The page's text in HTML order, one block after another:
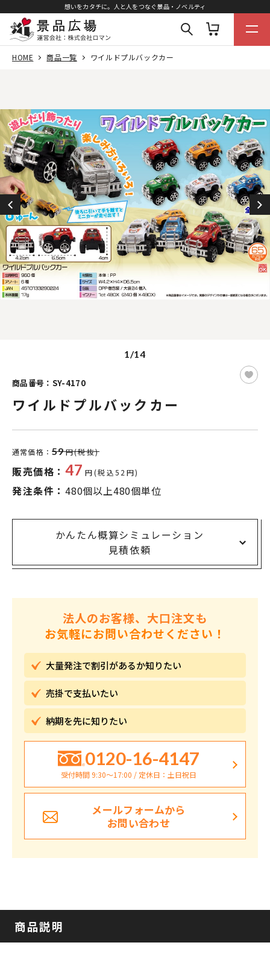
想いをカタチに。人と人をつなぐ景品・ノベルティ
HOME 商品一覧 ワイルドプルバックカー
1/14
商品番号：SY-4170
ワイルドプルバックカー
通常価格： 59円(税抜)
販売価格： 47 円(税込52円)
発注条件： 480個以上480個単位
かんたん概算シミュレーション
見積依頼
法人のお客様、大口注文も
お気軽にお問い合わせください！
大量発注で割引があるか知りたい
売掛で支払いたい
納期を先に知りたい
0120-16-4147
受付時間 9:30〜17:00 / 定休日：土日祝日
メールフォームから
お問い合わせ
商品説明